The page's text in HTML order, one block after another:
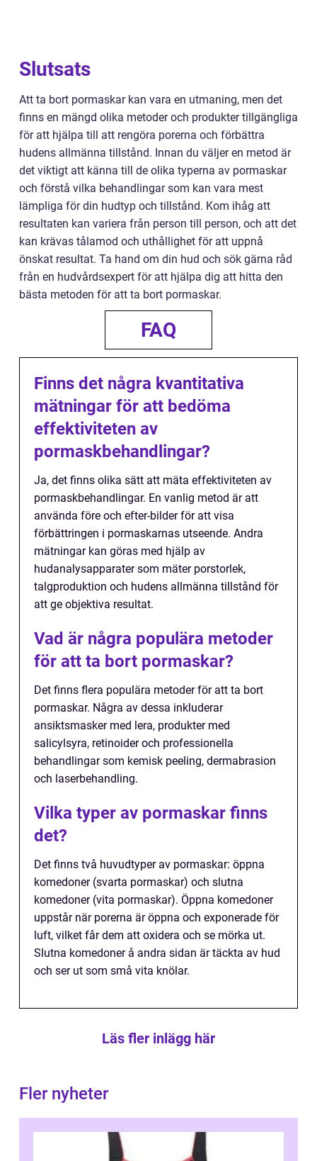
Slutsats
Att ta bort pormaskar kan vara en utmaning, men det
finns en mängd olika metoder och produkter tillgängliga
för att hjälpa till att rengöra porerna och förbättra
hudens allmänna tillstånd. Innan du väljer en metod är
det viktigt att känna till de olika typerna av pormaskar
och förstå vilka behandlingar som kan vara mest
lämpliga för din hudtyp och tillstånd. Kom ihåg att
resultaten kan variera från person till person, och att det
kan krävas tålamod och uthållighet för att uppnå
önskat resultat. Ta hand om din hud och sök gärna råd
från en hudvårdsexpert för att hjälpa dig att hitta den
bästa metoden för att ta bort pormaskar.
FAQ
Finns det några kvantitativa
mätningar för att bedöma
effektiviteten av
pormaskbehandlingar?
Ja, det finns olika sätt att mäta effektiviteten av
pormaskbehandlingar. En vanlig metod är att
använda före och efter-bilder för att visa
förbättringen i pormaskarnas utseende. Andra
mätningar kan göras med hjälp av
hudanalysapparater som mäter porstorlek,
talgproduktion och hudens allmänna tillstånd för
att ge objektiva resultat.
Vad är några populära metoder
för att ta bort pormaskar?
Det finns flera populära metoder för att ta bort
pormaskar. Några av dessa inkluderar
ansiktsmasker med lera, produkter med
salicylsyra, retinoider och professionella
behandlingar som kemisk peeling, dermabrasion
och laserbehandling.
Vilka typer av pormaskar finns
det?
Det finns två huvudtyper av pormaskar: öppna
komedoner (svarta pormaskar) och slutna
komedoner (vita pormaskar). Öppna komedoner
uppstår när porerna är öppna och exponerade för
luft, vilket får dem att oxidera och se mörka ut.
Slutna komedoner å andra sidan är täckta av hud
och ser ut som små vita knölar.
Läs fler inlägg här
Fler nyheter